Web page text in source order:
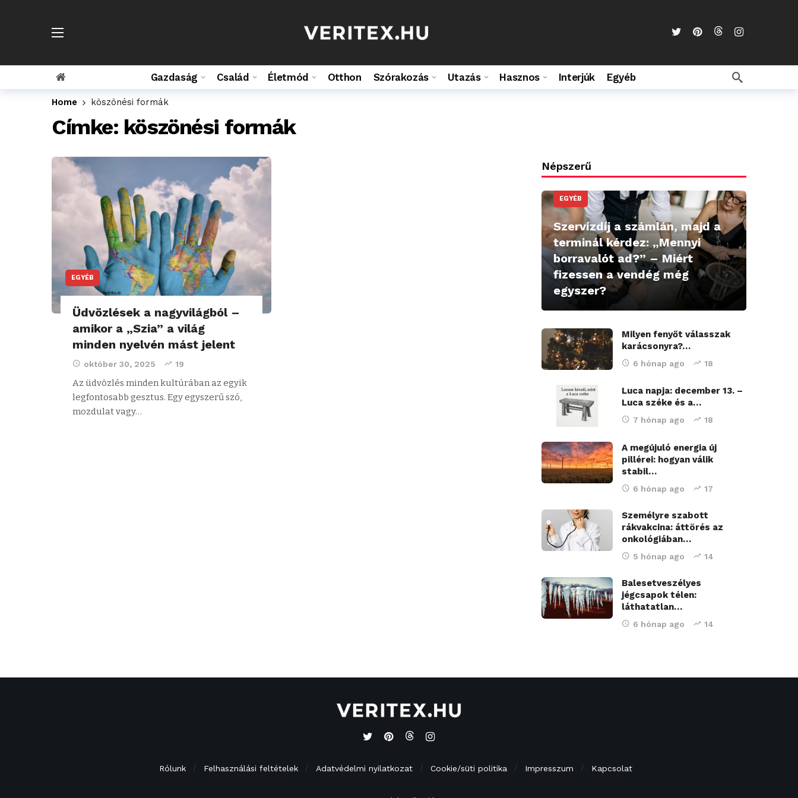
Gazdaság Család Életmód Otthon Szórakozás Utazás Hasznos Interjúk Egyéb
Home köszönési formák
Címke: köszönési formák
EGYÉB
Üdvözlések a nagyvilágból –
amikor a „Szia” a világ
minden nyelvén mást jelent
október 30, 2025 19
Az üdvözlés minden kultúrában az egyik
legfontosabb gesztus. Egy egyszerű szó,
mozdulat vagy…
Népszerű
EGYÉB
Szervízdíj a számlán, majd a
terminál kérdez: „Mennyi
borravalót ad?” – Miért
fizessen a vendég még
egyszer?
Milyen fenyőt válasszak
karácsonyra?…
6 hónap ago 18
Luca napja: december 13. –
Luca széke és a…
7 hónap ago 18
A megújuló energia új
pillérei: hogyan válik
stabil…
6 hónap ago 17
Személyre szabott
rákvakcina: áttörés az
onkológiában…
5 hónap ago 14
Balesetveszélyes
jégcsapok télen:
láthatatlan…
6 hónap ago 14
Rólunk Felhasználási feltételek Adatvédelmi nyilatkozat Cookie/süti politika Impresszum Kapcsolat